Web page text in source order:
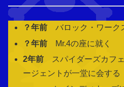
？年前 バロック・ワーク
？年前 Mr.4の座に就く
2年前 スパイダーズカフ
ージェントが一堂に会する